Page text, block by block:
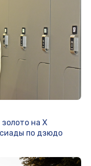
на X
по дзюдо